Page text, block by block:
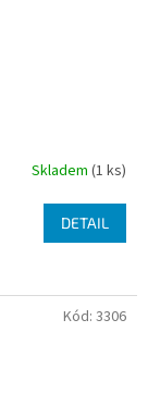
Skladem (1 ks)
DETAIL
Kód: 3306